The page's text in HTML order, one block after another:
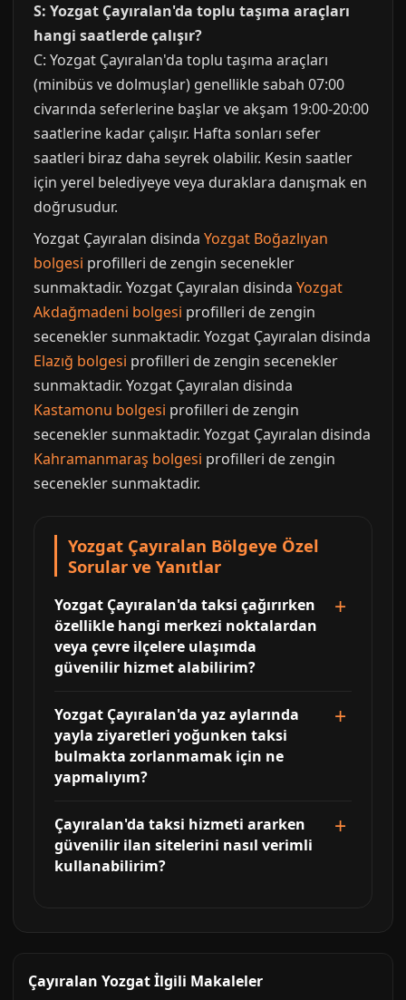
S: Yozgat Çayıralan'da toplu taşıma araçları
hangi saatlerde çalışır?
C: Yozgat Çayıralan'da toplu taşıma araçları
(minibüs ve dolmuşlar) genellikle sabah 07:00
civarında seferlerine başlar ve akşam 19:00-20:00
saatlerine kadar çalışır. Hafta sonları sefer
saatleri biraz daha seyrek olabilir. Kesin saatler
için yerel belediyeye veya duraklara danışmak en
doğrusudur.
Yozgat Çayıralan disinda Yozgat Boğazlıyan
bolgesi profilleri de zengin secenekler
sunmaktadir. Yozgat Çayıralan disinda Yozgat
Akdağmadeni bolgesi profilleri de zengin
secenekler sunmaktadir. Yozgat Çayıralan disinda
Elazığ bolgesi profilleri de zengin secenekler
sunmaktadir. Yozgat Çayıralan disinda
Kastamonu bolgesi profilleri de zengin
secenekler sunmaktadir. Yozgat Çayıralan disinda
Kahramanmaraş bolgesi profilleri de zengin
secenekler sunmaktadir.
Yozgat Çayıralan Bölgeye Özel
Sorular ve Yanıtlar
Yozgat Çayıralan'da taksi çağırırken
özellikle hangi merkezi noktalardan
veya çevre ilçelere ulaşımda
güvenilir hizmet alabilirim?
Yozgat Çayıralan'da yaz aylarında
yayla ziyaretleri yoğunken taksi
bulmakta zorlanmamak için ne
yapmalıyım?
Çayıralan'da taksi hizmeti ararken
güvenilir ilan sitelerini nasıl verimli
kullanabilirim?
Çayıralan Yozgat İlgili Makaleler